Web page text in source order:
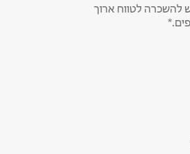
להשכרה לטווח ארוך